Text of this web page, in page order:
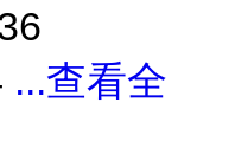
...查看全